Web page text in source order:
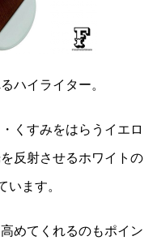
ハイライター。
くすみをはらうイエロ
反射させるホワイトの
ます。
めてくれるのもポイン